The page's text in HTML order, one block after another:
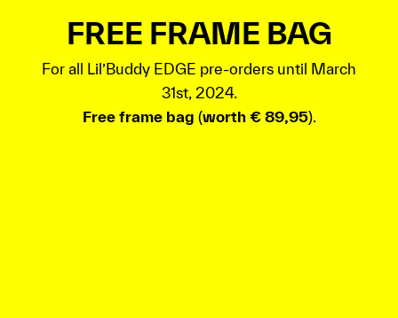
FREE FRAME BAG
For all Lil’Buddy EDGE pre-orders until March
31st, 2024.
Free frame bag (worth € 89,95).